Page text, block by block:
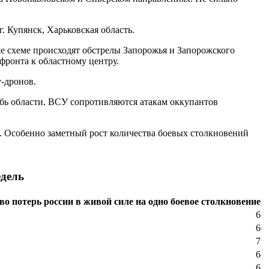
Купянск, Харьковская область.
происходят обстрелы Запорожья и Запорожского
к областному центру.
дронов.
области. ВСУ сопротивляются атакам оккупантов
заметный рост количества боевых столкновений
потерь россии в живой силе на одно боевое столкновение
6
6
7
6